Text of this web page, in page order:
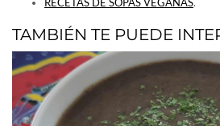
TAMBIÉN TE PUEDE